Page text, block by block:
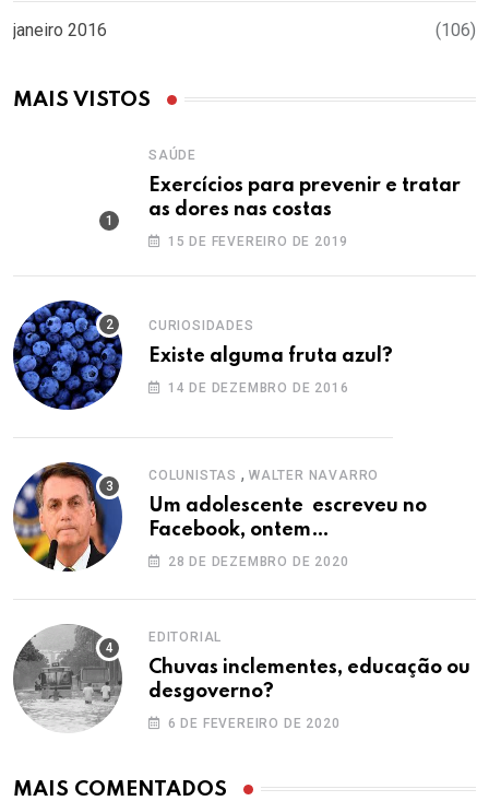
janeiro 2016 (106)
MAIS VISTOS
SAÚDE
Exercícios para prevenir e tratar
as dores nas costas
15 DE FEVEREIRO DE 2019
CURIOSIDADES
Existe alguma fruta azul?
14 DE DEZEMBRO DE 2016
COLUNISTAS , WALTER NAVARRO
Um adolescente escreveu no
Facebook, ontem…
28 DE DEZEMBRO DE 2020
EDITORIAL
Chuvas inclementes, educação ou
desgoverno?
6 DE FEVEREIRO DE 2020
MAIS COMENTADOS